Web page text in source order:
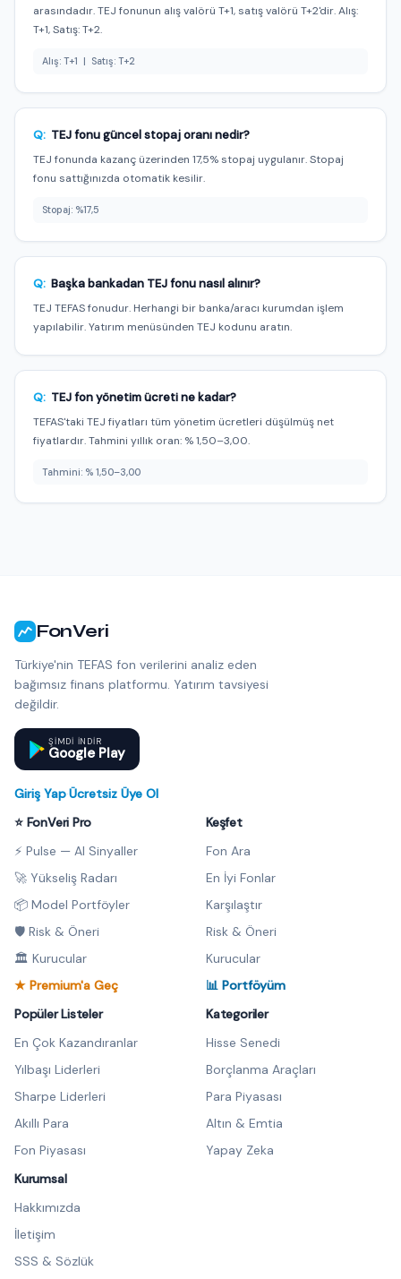
arasındadır. TEJ fonunun alış valörü T+1, satış valörü T+2'dir. Alış:
T+1, Satış: T+2.
Alış: T+1 | Satış: T+2
Q: TEJ fonu güncel stopaj oranı nedir?
TEJ fonunda kazanç üzerinden 17,5% stopaj uygulanır. Stopaj
fonu sattığınızda otomatik kesilir.
Stopaj: %17,5
Q: Başka bankadan TEJ fonu nasıl alınır?
TEJ TEFAS fonudur. Herhangi bir banka/aracı kurumdan işlem
yapılabilir. Yatırım menüsünden TEJ kodunu aratın.
Q: TEJ fon yönetim ücreti ne kadar?
TEFAS'taki TEJ fiyatları tüm yönetim ücretleri düşülmüş net
fiyatlardır. Tahmini yıllık oran: % 1,50–3,00.
Tahmini: % 1,50–3,00
FonVeri
Türkiye'nin TEFAS fon verilerini analiz eden
bağımsız finans platformu. Yatırım tavsiyesi
değildir.
ŞIMDI INDIR
Google Play
Giriş Yap·Ücretsiz Üye Ol
⭐ FonVeri Pro
⚡ Pulse — AI Sinyaller
🚀 Yükseliş Radarı
📦 Model Portföyler
🛡️ Risk & Öneri
🏛️ Kurucular
★ Premium'a Geç
Keşfet
Fon Ara
En İyi Fonlar
Karşılaştır
Risk & Öneri
Kurucular
📊 Portföyüm
Popüler Listeler
En Çok Kazandıranlar
Yılbaşı Liderleri
Sharpe Liderleri
Akıllı Para
Fon Piyasası
Kategoriler
Hisse Senedi
Borçlanma Araçları
Para Piyasası
Altın & Emtia
Yapay Zeka
Kurumsal
Hakkımızda
İletişim
SSS & Sözlük